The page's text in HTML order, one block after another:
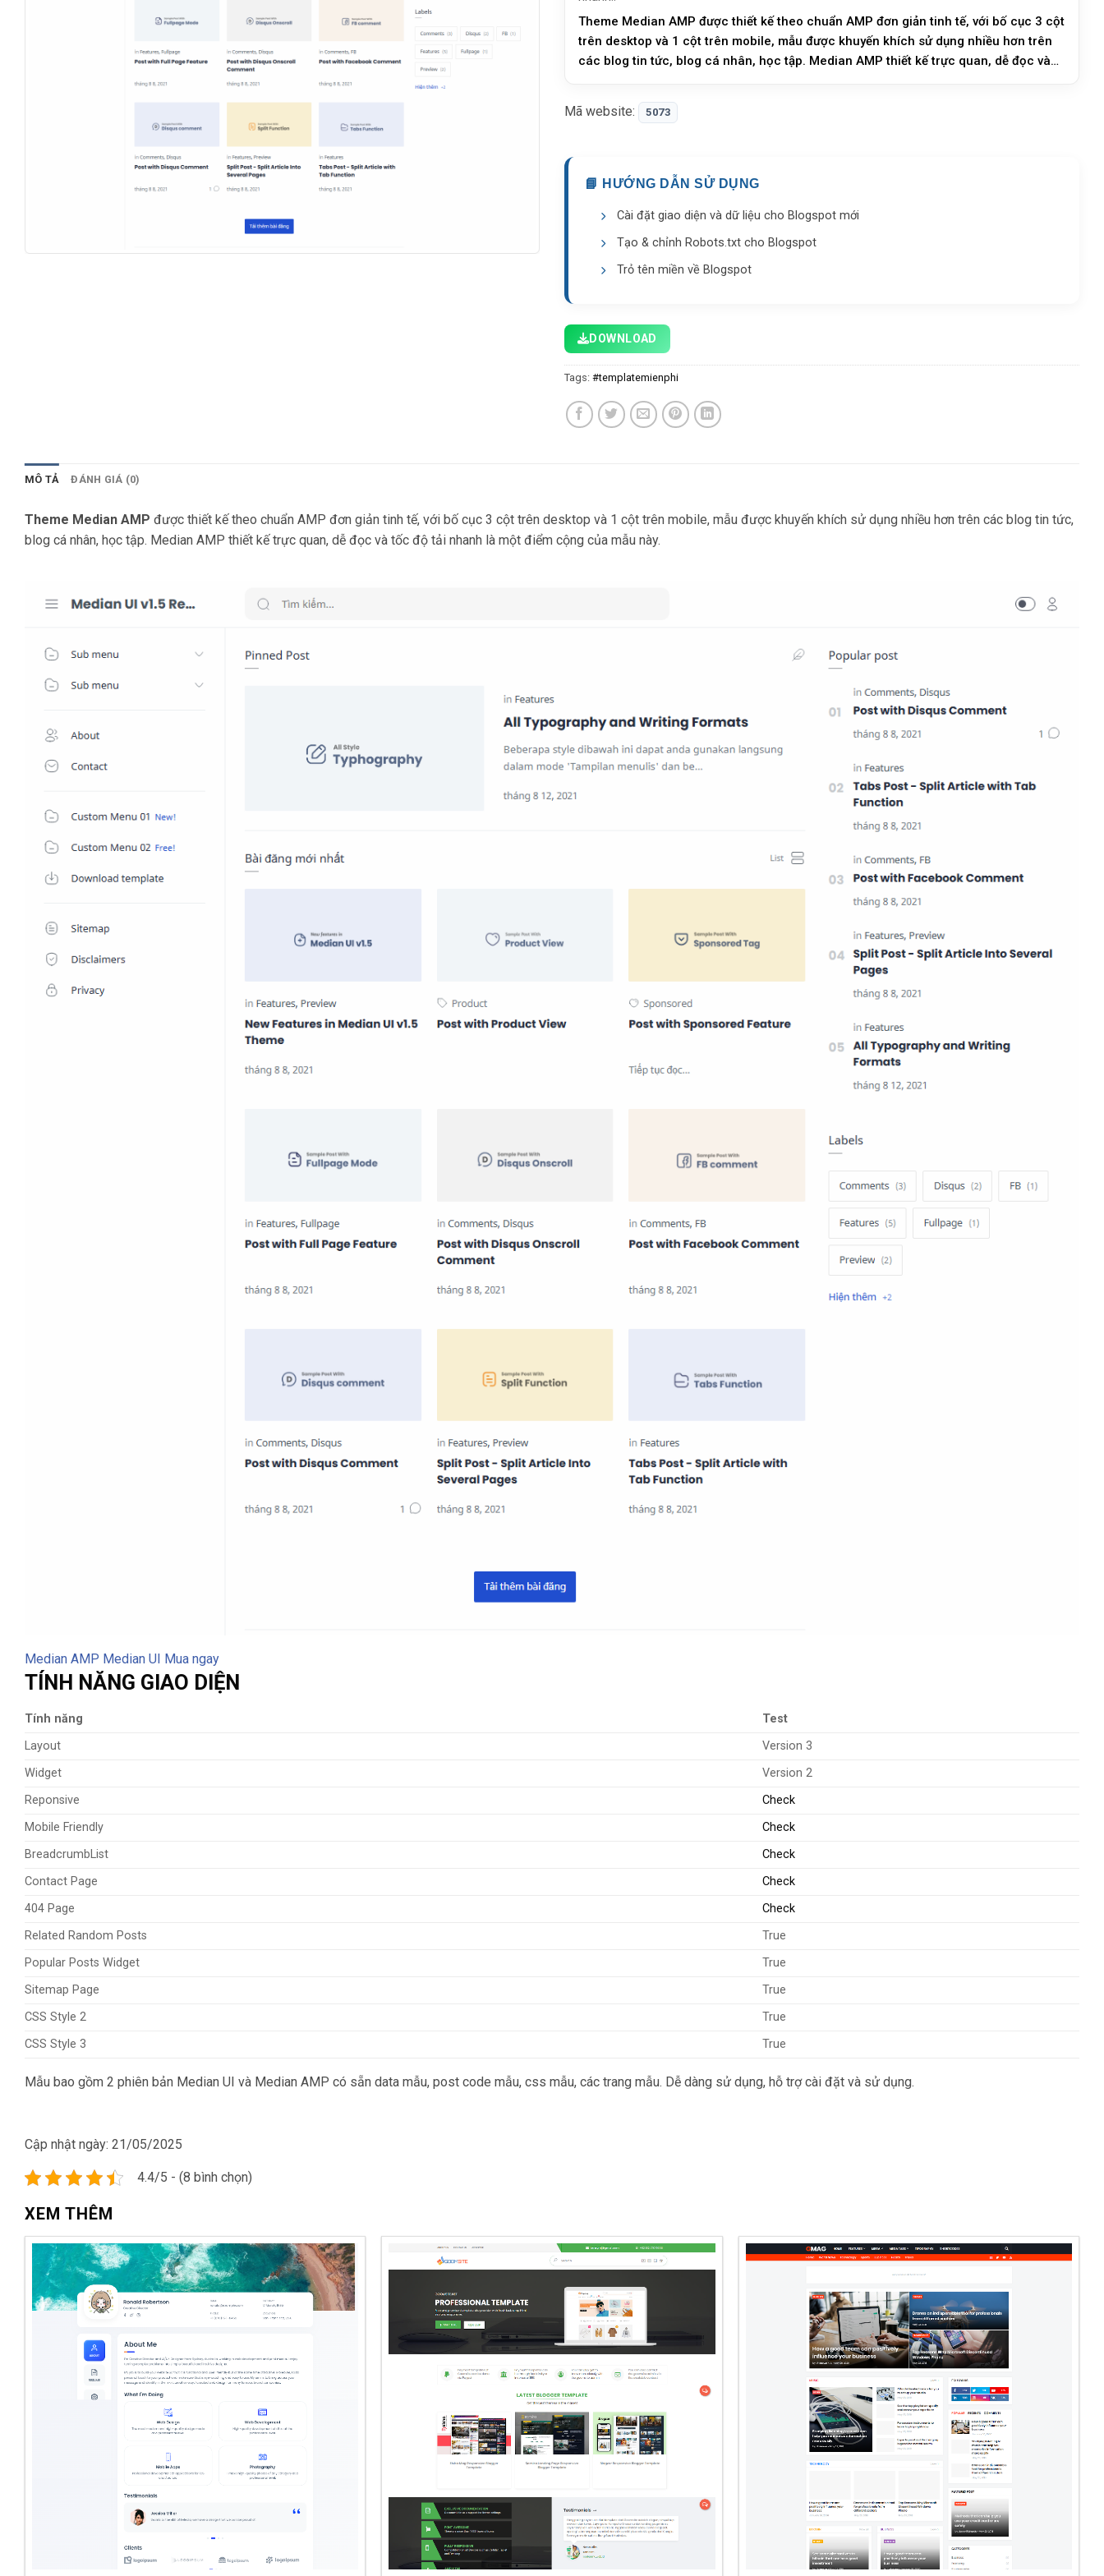
Theme Median AMP được thiết kế theo chuẩn AMP đơn giản tinh tế, với bố cục 3 cột
trên desktop và 1 cột trên mobile, mẫu được khuyến khích sử dụng nhiều hơn trên
các blog tin tức, blog cá nhân, học tập. Median AMP thiết kế trực quan, dễ đọc và
Mã website: 5073
📘 HƯỚNG DẪN SỬ DỤNG
Cài đặt giao diện và dữ liệu cho Blogspot mới
Tạo & chỉnh Robots.txt cho Blogspot
Trỏ tên miền về Blogspot
DOWNLOAD
Tags: #templatemienphi
MÔ TẢ ĐÁNH GIÁ (0)
Theme Median AMP được thiết kế theo chuẩn AMP đơn giản tinh tế, với bố cục 3 cột trên desktop và 1 cột trên mobile, mẫu được khuyến khích sử dụng nhiều hơn trên các blog tin tức,
blog cá nhân, học tập. Median AMP thiết kế trực quan, dễ đọc và tốc độ tải nhanh là một điểm cộng của mẫu này.
Median AMP Median UI Mua ngay
TÍNH NĂNG GIAO DIỆN
Tính năng
Test
Layout
Version 3
Widget
Version 2
Reponsive
Check
Mobile Friendly
Check
BreadcrumbList
Check
Contact Page
Check
404 Page
Check
Related Random Posts
True
Popular Posts Widget
True
Sitemap Page
True
CSS Style 2
True
CSS Style 3
True
Mẫu bao gồm 2 phiên bản Median UI và Median AMP có sẵn data mẫu, post code mẫu, css mẫu, các trang mẫu. Dễ dàng sử dụng, hỗ trợ cài đặt và sử dụng.
Cập nhật ngày: 21/05/2025
4.4/5 - (8 bình chọn)
XEM THÊM